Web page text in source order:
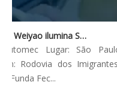
Automec 2023: Weiyao ilumina São Paulo Expo
Lugar: São Paulo
Rodovia dos Imigrantes,
Fec...